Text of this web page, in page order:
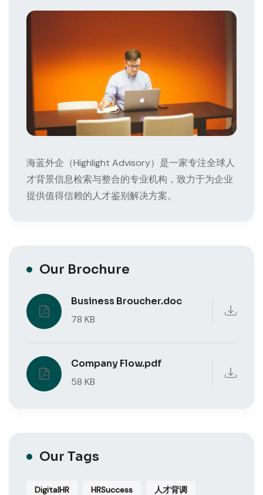
海蓝外企（Highlight Advisory）是一家专注全球人
才背景信息检索与整合的专业机构，致力于为企业
提供值得信赖的人才鉴别解决方案。
Our Brochure
Business Broucher.doc
78 KB
Company Flow.pdf
58 KB
Our Tags
DigitalHR HRSuccess
人才背调